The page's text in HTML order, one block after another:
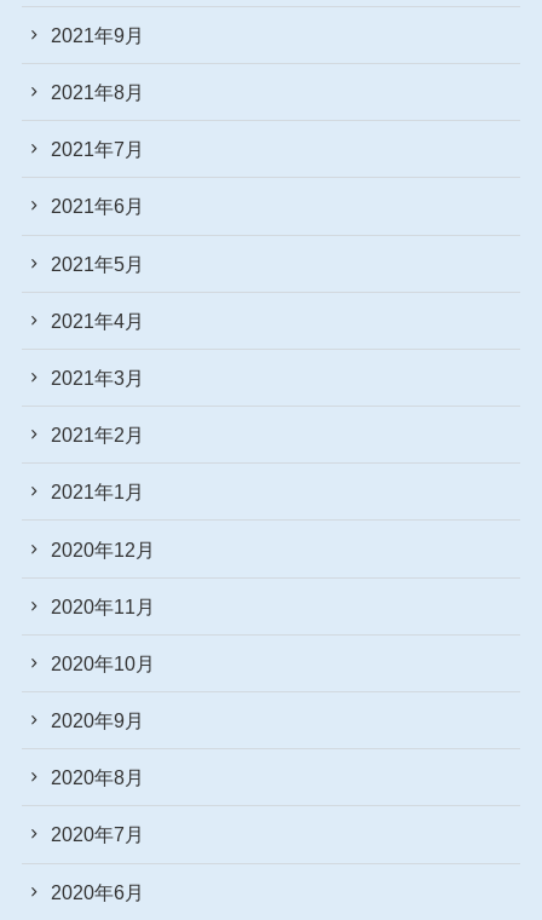
2021年9月
2021年8月
2021年7月
2021年6月
2021年5月
2021年4月
2021年3月
2021年2月
2021年1月
2020年12月
2020年11月
2020年10月
2020年9月
2020年8月
2020年7月
2020年6月